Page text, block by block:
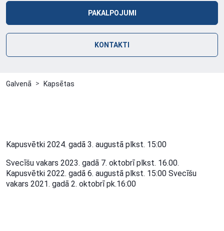
PAKALPOJUMI
KONTAKTI
Galvenā Kapsētas
Kapusvētki 2024. gadā 3. augustā plkst. 15:00
Svecīšu vakars 2023. gadā 7. oktobrī plkst. 16.00.
Kapusvētki 2022. gadā 6. augustā plkst. 15:00 Svecīšu
vakars 2021. gadā 2. oktobrī pk.16:00